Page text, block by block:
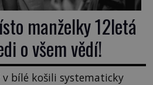
manželky 12letá
o všem vědí!
v bílé košili systematicky